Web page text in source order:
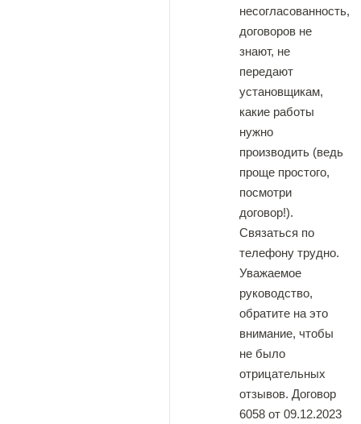
несогласованность,
договоров не
знают, не
передают
установщикам,
какие работы
нужно
производить (ведь
проще простого,
посмотри
договор!).
Связаться по
телефону трудно.
Уважаемое
руководство,
обратите на это
внимание, чтобы
не было
отрицательных
отзывов. Договор
6058 от 09.12.2023